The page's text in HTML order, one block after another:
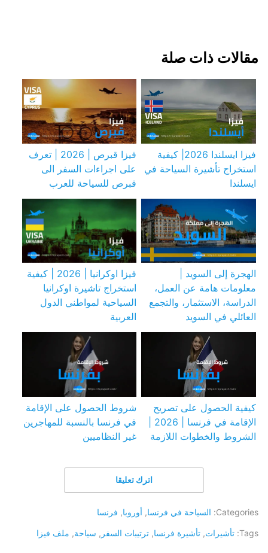
مقالات ذات صلة
فيزا ايسلندا 2026| كيفية
استخراج تأشيرة السياحة في
ايسلندا
فيزا قبرص | 2026 | تعرف
على اجراءات السفر الى
قبرص للسياحة للعرب
الهجرة إلى السويد |
معلومات هامة عن العمل،
الدراسة، الاستثمار، والتجمع
العائلي في السويد
فيزا اوكرانيا | 2026 | كيفية
استخراج تاشيرة اوكرانيا
السياحية لمواطني الدول
العربية
كيفية الحصول على تصريح
الشروط والخطوات اللازمة
شروط الحصول على الإقامة
في فرنسا بالنسبة للمهاجرين
غير النظاميين
اترك تعليقا
Categories: السياحة في فرنسا, أوروبا, فرنسا
Tags: تأشيرات, تأشيرة فرنسا, ترتيبات السفر , سياحة, ملف فيزا